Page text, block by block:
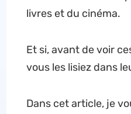
livres et du cinéma.
Et si, avant de voir
vous les lisiez dans
Dans cet article, je